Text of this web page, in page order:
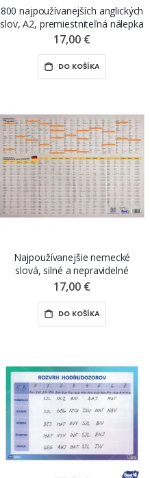
800 najpoužívanejších anglických
slov, A2, premiestniteľná nálepka
ŠEVT NANO print
17,00 €
DO KOŠÍKA
Najpoužívanejšie nemecké
slová, silné a nepravidelné
slovesá, A2, premiestniteľná
17,00 €
DO KOŠÍKA